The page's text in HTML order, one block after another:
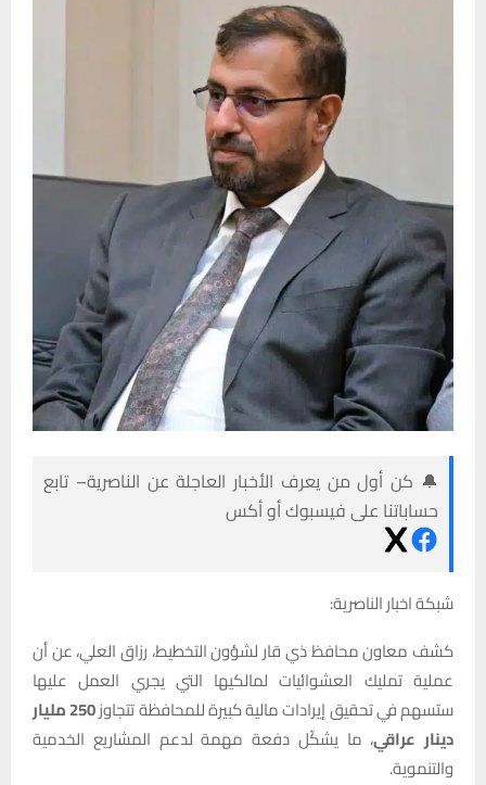
🔔 كن أول من يعرف الأخبار العاجلة عن الناصرية– تابع
حساباتنا على فيسبوك أو أكس
شبكة اخبار الناصرية:
كشف معاون محافظ ذي قار لشؤون التخطيط، رزاق العلي، عن أن
عملية تمليك العشوائيات لمالكيها التي يجري العمل عليها
ستسهم في تحقيق إيرادات مالية كبيرة للمحافظة تتجاوز
250 مليار
دينار عراقي، ما يشكّل دفعة مهمة لدعم المشاريع الخدمية
والتنموية.